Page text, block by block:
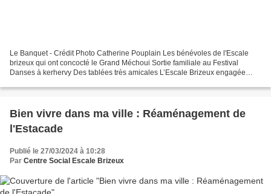
Le Banquet - Crédit Photo Catherine Pouplain Les bénévoles de l'Escale
brizeux qui ont concocté le Grand Méchoui Sortie familiale au Festival
Danses à kerhervy Des tablées très amicales L’Escale Brizeux engagée
Bien vivre dans ma ville : Réaménagement de
l'Estacade
Publié le 27/03/2024 à 10:28
Par Centre Social Escale Brizeux